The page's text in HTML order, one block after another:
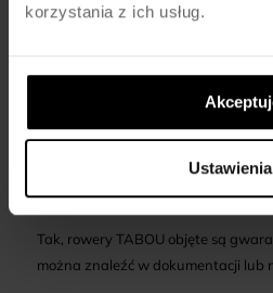
korzystania z ich usług.
Ustawienia
elektrycznym?
Warto sprawdzić pojemność baterii
– im wyższe wartości, tym dłużej
Tak, rowery TABOU objęte są
można znaleźć w dokumentacji lub